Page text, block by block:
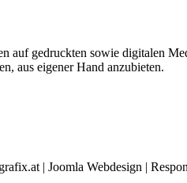
auf gedruckten sowie digitalen
aus eigener Hand anzubieten.
| Joomla Webdesign |